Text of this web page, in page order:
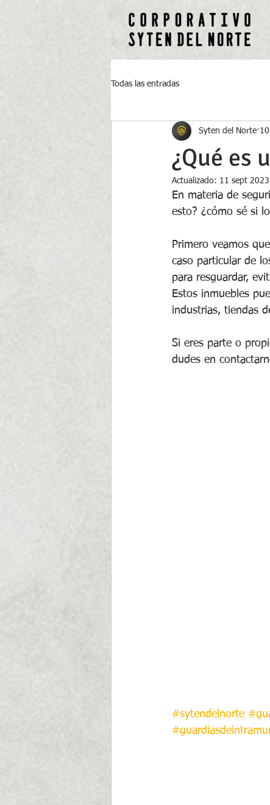
Todas las entradas
¿Qué es
Syten del Norte
Actualizado: 11 sept 2023
En materia de
esto? ¿cómo sé si
Primero veamos
caso particular de
para resguardar,
Estos inmuebles
industrias, tiendas
Si eres parte o
dudes en
#sytendelnorte